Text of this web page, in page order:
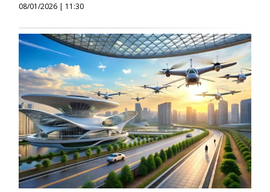
08/01/2026 | 11:30